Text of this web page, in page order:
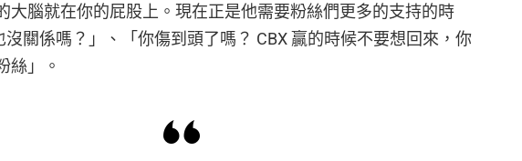
大腦就在你的屁股上。現在正是他需要粉絲們更多的支持的時
沒關係嗎？」、「你傷到頭了嗎？ CBX 贏的時候不要想回來，你
絲」。